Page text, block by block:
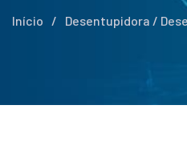
Início / Desentupidora /